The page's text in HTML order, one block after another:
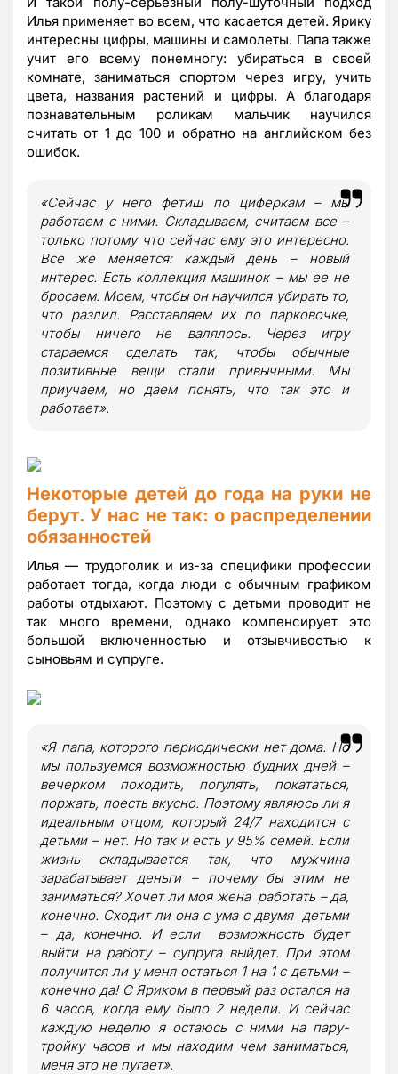
Илья применяет во всем, что касается детей. Ярику
интересны цифры, машины и самолеты. Папа также
учит его всему понемногу: убираться в своей
комнате, заниматься спортом через игру, учить
цвета, названия растений и цифры. А благодаря
познавательным роликам мальчик научился
считать от 1 до 100 и обратно на английском без
ошибок.
«Сейчас у него фетиш по циферкам – мы
работаем с ними. Складываем, считаем все –
только потому что сейчас ему это интересно.
Все же меняется: каждый день – новый
интерес. Есть коллекция машинок – мы ее не
бросаем. Моем, чтобы он научился убирать то,
что разлил. Расставляем их по парковочке,
чтобы ничего не валялось. Через игру
стараемся сделать так, чтобы обычные
позитивные вещи стали привычными. Мы
приучаем, но даем понять, что так это и
работает».
Некоторые детей до года на руки не
берут. У нас не так: о распределении
обязанностей
Илья — трудоголик и из-за специфики профессии
работает тогда, когда люди с обычным графиком
работы отдыхают. Поэтому с детьми проводит не
так много времени, однако компенсирует это
большой включенностью и отзывчивостью к
сыновьям и супруге.
«Я папа, которого периодически нет дома. Но
мы пользуемся возможностью будних дней –
вечерком походить, погулять, покататься,
поржать, поесть вкусно. Поэтому являюсь ли я
идеальным отцом, который 24/7 находится с
детьми – нет. Но так и есть у 95% семей. Если
жизнь складывается так, что мужчина
зарабатывает деньги – почему бы этим не
заниматься? Хочет ли моя жена работать – да,
конечно. Сходит ли она с ума с двумя детьми
– да, конечно. И если возможность будет
выйти на работу – супруга выйдет. При этом
получится ли у меня остаться 1 на 1 с детьми –
конечно да! С Яриком в первый раз остался на
6 часов, когда ему было 2 недели. И сейчас
каждую неделю я остаюсь с ними на пару-
тройку часов и мы находим чем заниматься,
меня это не пугает».